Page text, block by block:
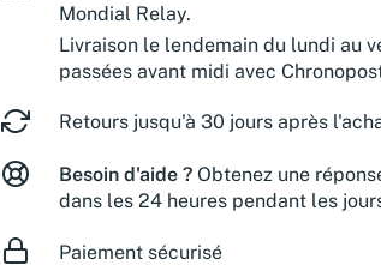
Mondial Relay.
Livraison le lendemain du lundi au
passées avant midi avec
Retours jusqu'à 30 jours après
Besoin d'aide ? Obtenez une
dans les 24 heures pendant les
Paiement sécurisé